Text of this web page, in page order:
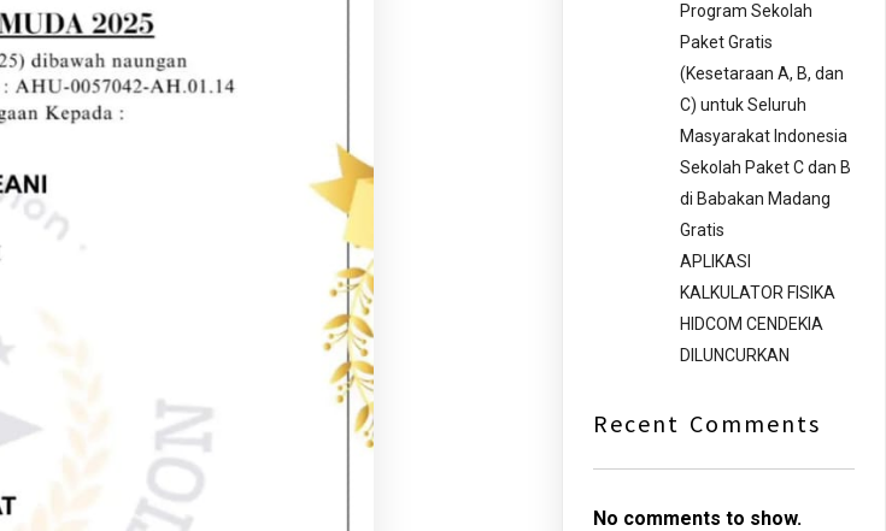
Program Sekolah
Paket Gratis
(Kesetaraan A, B, dan
C) untuk Seluruh
Masyarakat Indonesia
Sekolah Paket C dan B
di Babakan Madang
Gratis
APLIKASI
KALKULATOR FISIKA
HIDCOM CENDEKIA
DILUNCURKAN
Recent Comments
No comments to show.